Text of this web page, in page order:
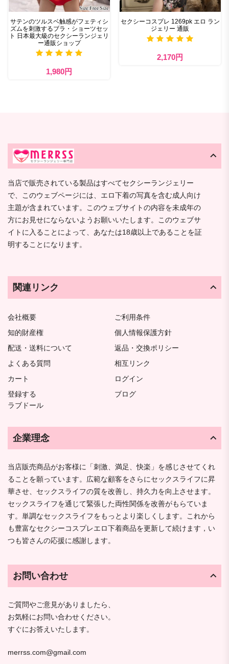
サテンのツルスベ触感がフェティシ
ズムを刺激するブラ・ショーツセッ
ト 日本最大級のセクシーランジェリ
ー通販ショップ
1,980円
セクシーコスプレ 1269pk エロ ラン
ジェリー 通販
2,170円
当店で販売されている製品はすべてセクシーランジェリー
で、このウェブページには、エロ下着の写真を含む成人向け
主題が含まれています。このウェブサイトの内容を未成年の
方にお見せにならないようお願いいたします。このウェブサ
イトに入ることによって、あなたは18歳以上であることを証
明することになります。
関連リンク
会社概要
ご利用条件
知的財産権
個人情報保護方針
配送・送料について
返品・交換ポリシー
よくある質問
相互リンク
カート
ログイン
登録する
ブログ
ラブドール
企業理念
当店販売商品がお客様に「刺激、満足、快楽」を感じさせてくれ
ることを願っています。広範な顧客をさらにセックスライフに昇
華させ、セックスライフの質を改善し、持久力を向上させます。
セックスライフを通じて緊張した両性関係を改善がもらていま
す。単調なセックスライフをもっとより楽しくします。これから
も豊富なセクシーコスプレエロ下着商品を更新して続けます，い
つも皆さんの応援に感謝します。
お問い合わせ
ご質問やご意見がありましたら、
お気軽にお問い合わせください。
すぐにお答えいたします。
merrss.com@gmail.com